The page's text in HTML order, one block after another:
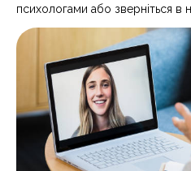
психологами або зверніться в